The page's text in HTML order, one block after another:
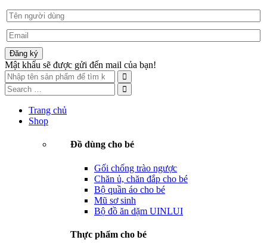
Đăng ký
Mật khẩu sẽ được gửi đến mail của bạn!
Trang chủ
Shop
Đồ dùng cho bé
Gối chống trào ngược
Chăn ủ, chăn đắp cho bé
Bộ quần áo cho bé
Mũ sơ sinh
Bộ đồ ăn dặm UINLUI
Thực phẩm cho bé